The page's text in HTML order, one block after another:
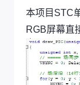
本项目STC
RGB屏幕直